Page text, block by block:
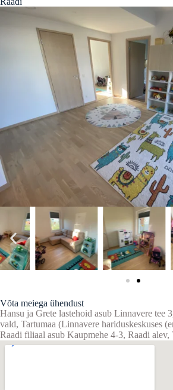
Võta meiega ühendust
Hansu ja Grete lastehoid asub Linnavere tee
vald, Tartumaa (Linnavere hariduskeskuses
Raadi filiaal asub Kaupmehe 4-3, Raadi alev,